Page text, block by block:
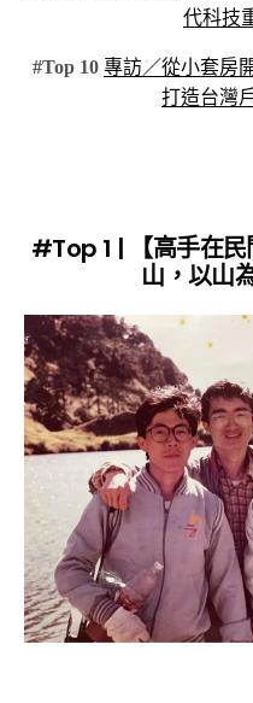
代科技
#Top 10專訪／從小套房
打造台灣
#Top 1 | 【高手在
山，以山